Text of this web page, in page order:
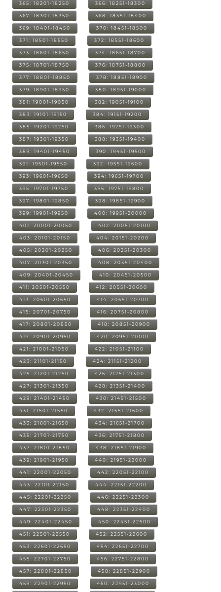
365: 18201-18250 366: 18251-18300
367: 18301-18350 368: 18351-18400
369: 18401-18450 370: 18451-18500
371: 18501-18550 372: 18551-18600
373: 18601-18650 374: 18651-18700
375: 18701-18750 376: 18751-18800
377: 18801-18850 378: 18851-18900
379: 18901-18950 380: 18951-19000
381: 19001-19050 382: 19051-19100
383: 19101-19150 384: 19151-19200
385: 19201-19250 386: 19251-19300
387: 19301-19350 388: 19351-19400
389: 19401-19450 390: 19451-19500
391: 19501-19550 392: 19551-19600
393: 19601-19650 394: 19651-19700
395: 19701-19750 396: 19751-19800
397: 19801-19850 398: 19851-19900
399: 19901-19950 400: 19951-20000
401: 20001-20050 402: 20051-20100
403: 20101-20150 404: 20151-20200
405: 20201-20250 406: 20251-20300
407: 20301-20350 408: 20351-20400
409: 20401-20450 410: 20451-20500
411: 20501-20550 412: 20551-20600
413: 20601-20650 414: 20651-20700
415: 20701-20750 416: 20751-20800
417: 20801-20850 418: 20851-20900
419: 20901-20950 420: 20951-21000
421: 21001-21050 422: 21051-21100
423: 21101-21150 424: 21151-21200
425: 21201-21250 426: 21251-21300
427: 21301-21350 428: 21351-21400
429: 21401-21450 430: 21451-21500
431: 21501-21550 432: 21551-21600
433: 21601-21650 434: 21651-21700
435: 21701-21750 436: 21751-21800
437: 21801-21850 438: 21851-21900
439: 21901-21950 440: 21951-22000
441: 22001-22050 442: 22051-22100
443: 22101-22150 444: 22151-22200
445: 22201-22250 446: 22251-22300
447: 22301-22350 448: 22351-22400
449: 22401-22450 450: 22451-22500
451: 22501-22550 452: 22551-22600
453: 22601-22650 454: 22651-22700
455: 22701-22750 456: 22751-22800
457: 22801-22850 458: 22851-22900
459: 22901-22950 460: 22951-23000